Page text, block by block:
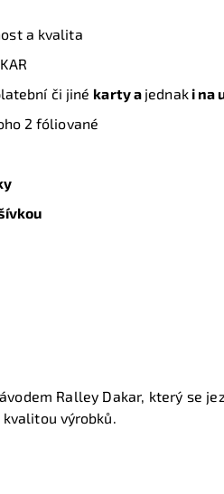
a kvalita
či jiné karty a jednaki na
2 fóliované
Ralley Dakar, který se
kvalitou výrobků.